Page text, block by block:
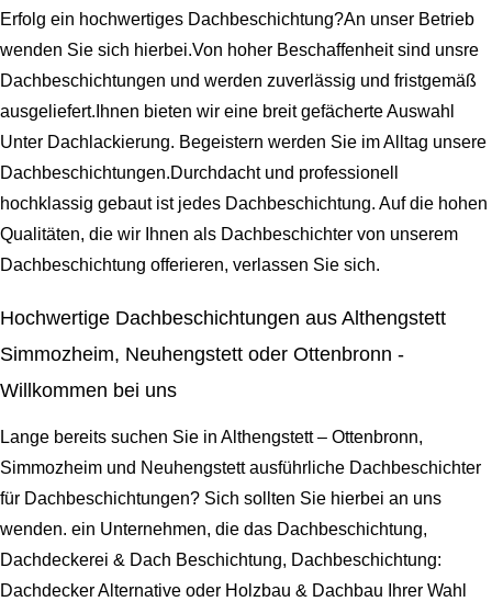
Erfolg ein hochwertiges Dachbeschichtung?An unser Betrieb
wenden Sie sich hierbei.Von hoher Beschaffenheit sind unsre
Dachbeschichtungen und werden zuverlässig und fristgemäß
ausgeliefert.Ihnen bieten wir eine breit gefächerte Auswahl
Unter Dachlackierung. Begeistern werden Sie im Alltag unsere
Dachbeschichtungen.Durchdacht und professionell
hochklassig gebaut ist jedes Dachbeschichtung. Auf die hohen
Qualitäten, die wir Ihnen als Dachbeschichter von unserem
Dachbeschichtung offerieren, verlassen Sie sich.
Hochwertige Dachbeschichtungen aus Althengstett
Simmozheim, Neuhengstett oder Ottenbronn -
Willkommen bei uns
Lange bereits suchen Sie in Althengstett – Ottenbronn,
Simmozheim und Neuhengstett ausführliche Dachbeschichter
für Dachbeschichtungen? Sich sollten Sie hierbei an uns
wenden. ein Unternehmen, die das Dachbeschichtung,
Dachdeckerei & Dach Beschichtung, Dachbeschichtung:
Dachdecker Alternative oder Holzbau & Dachbau Ihrer Wahl